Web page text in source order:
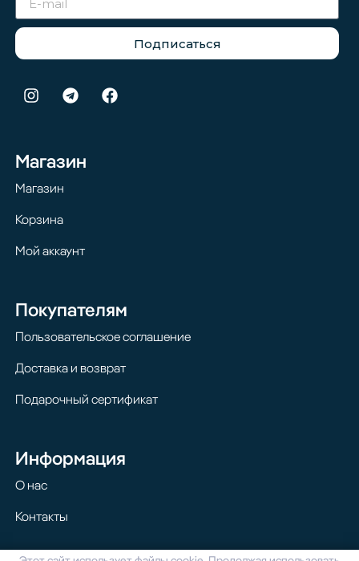
Подписаться
Магазин
Магазин
Корзина
Мой аккаунт
Покупателям
Пользовательское соглашение
Доставка и возврат
Подарочный сертификат
Информация
О нас
Контакты